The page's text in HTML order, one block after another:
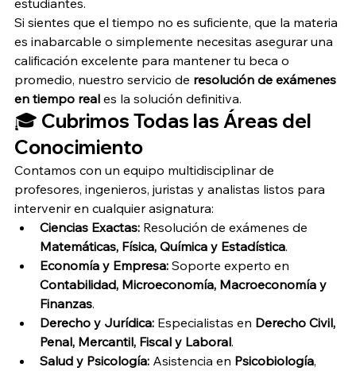
estudiantes.
Si sientes que el tiempo no es suficiente, que la materia
es inabarcable o simplemente necesitas asegurar una
calificación excelente para mantener tu beca o
promedio, nuestro servicio de resolución de exámenes
en tiempo real es la solución definitiva.
🎓 Cubrimos Todas las Áreas del
Conocimiento
Contamos con un equipo multidisciplinar de
profesores, ingenieros, juristas y analistas listos para
intervenir en cualquier asignatura:
Ciencias Exactas: Resolución de exámenes de
Matemáticas, Física, Química y Estadística.
Economía y Empresa: Soporte experto en
Contabilidad, Microeconomía, Macroeconomía y
Finanzas.
Derecho y Jurídica: Especialistas en Derecho Civil,
Penal, Mercantil, Fiscal y Laboral.
Salud y Psicología: Asistencia en Psicobiología,